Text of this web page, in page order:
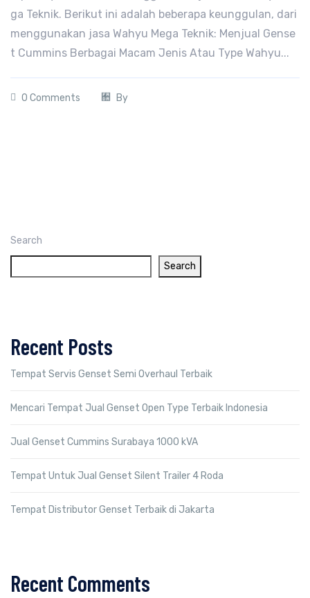
ga Teknik. Berikut ini adalah beberapa keunggulan, dari
menggunakan jasa Wahyu Mega Teknik: Menjual Gense
t Cummins Berbagai Macam Jenis Atau Type Wahyu...
0 Comments By
Search
Search
Recent Posts
Tempat Servis Genset Semi Overhaul Terbaik
Mencari Tempat Jual Genset Open Type Terbaik Indonesia
Jual Genset Cummins Surabaya 1000 kVA
Tempat Untuk Jual Genset Silent Trailer 4 Roda
Tempat Distributor Genset Terbaik di Jakarta
Recent Comments